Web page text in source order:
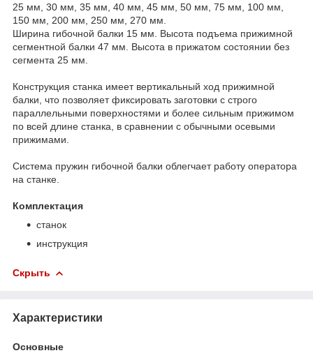
25 мм, 30 мм, 35 мм, 40 мм, 45 мм, 50 мм, 75 мм, 100 мм,
150 мм, 200 мм, 250 мм, 270 мм.
Ширина гибочной балки 15 мм. Высота подъема прижимной
сегментной балки 47 мм. Высота в прижатом состоянии без
сегмента 25 мм.
Конструкция станка имеет вертикальный ход прижимной
балки, что позволяет фиксировать заготовки с строго
параллельными поверхностями и более сильным прижимом
по всей длине станка, в сравнении с обычными осевыми
прижимами.
Система пружин гибочной балки облегчает работу оператора
на станке.
Комплектация
станок
инструкция
Скрыть
Характеристики
Основные